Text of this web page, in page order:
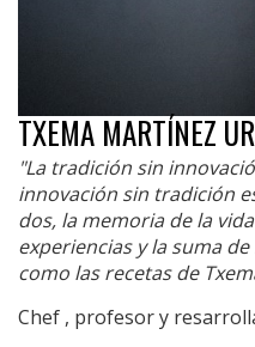
TXEMA MARTÍNEZ
"La tradición sin
innovación sin tradición
dos, la memoria de la
experiencias y la suma de
como las recetas de
Chef , profesor y